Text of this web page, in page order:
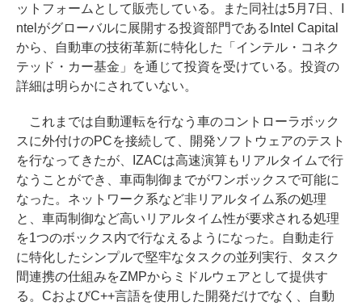
ットフォームとして販売している。また同社は5月7日、I
ntelがグローバルに展開する投資部門であるIntel Capital
から、自動車の技術革新に特化した「インテル・コネク
テッド・カー基金」を通じて投資を受けている。投資の
詳細は明らかにされていない。
これまでは自動運転を行なう車のコントローラボック
スに外付けのPCを接続して、開発ソフトウェアのテスト
を行なってきたが、IZACは高速演算もリアルタイムで行
なうことができ、車両制御までがワンボックスで可能に
なった。ネットワーク系など非リアルタイム系の処理
と、車両制御など高いリアルタイム性が要求される処理
を1つのボックス内で行なえるようになった。自動走行
に特化したシンプルで堅牢なタスクの並列実行、タスク
間連携の仕組みをZMPからミドルウェアとして提供す
る。CおよびC++言語を使用した開発だけでなく、自動